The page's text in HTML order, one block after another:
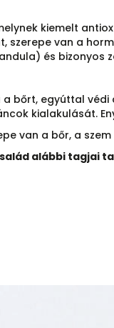
kiemelt
szerepe van a
és bizonyos
bőrt, egyúttal védi
kialakulását.
van a bőr, a
alábbi tagjai